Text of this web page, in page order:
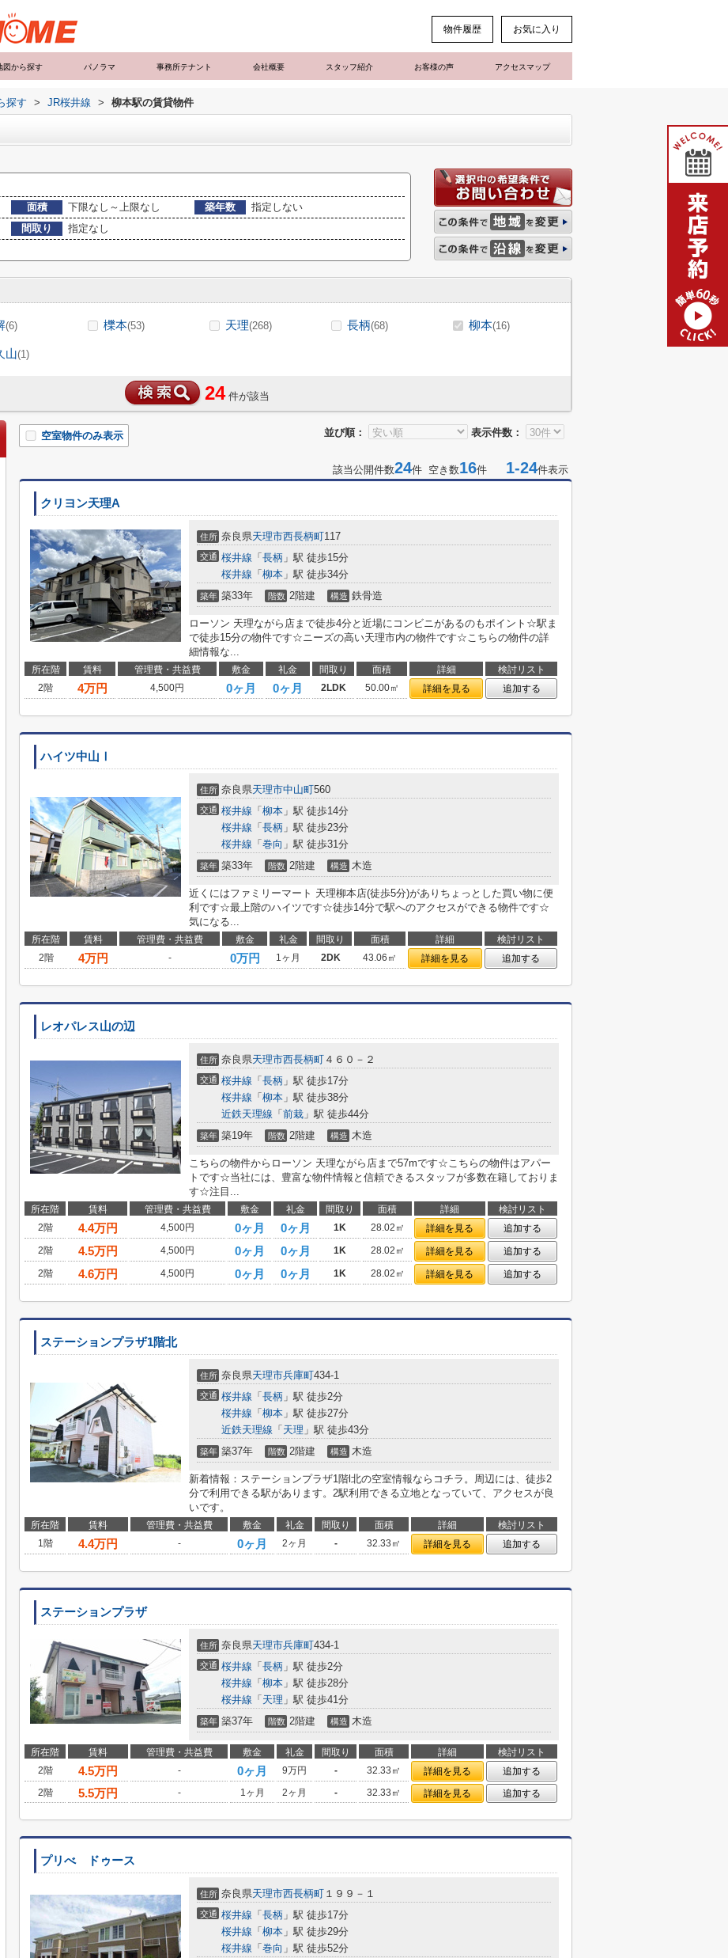
物件履歴 お気に入り
図から探す パノラマ 事務所テナント 会社概要 スタッフ紹介 お客様の声 アクセスマップ
探す > JR桜井線 > 柳本駅の賃貸物件
面積 下限なし～上限なし 築年数
指定しない
間取り
指定なし
(6) 櫟本(53) 天理(268) 長柄(68) 柳本(16)
山(1)
24 件が該当
並び順： 表示件数：
空室物件のみ表示
該当公開件数24件 空き数16件 1-24件表示
クリヨン天理A
住所 奈良県天理市西長柄町117
交通 桜井線 「 長柄 」駅 徒歩15分
桜井線 「 柳本 」駅 徒歩34分
築年 築33年 階数 2階建 構造 鉄骨造
ローソン 天理ながら店まで徒歩4分と近場にコンビニがあるのもポイント☆駅ま
で徒歩15分の物件です☆ニーズの高い天理市内の物件です☆こちらの物件の詳
細情報な...
所在階 賃料 管理費・共益費 敷金 礼金 間取り 面積 詳細
検討リスト
2階
4万円 4,500円 0ヶ月 0ヶ月 2LDK 50.00㎡ 詳細を見る 追加する
ハイツ中山Ⅰ
住所 奈良県天理市中山町560
交通 桜井線 「 柳本 」駅 徒歩14分
桜井線 「 長柄 」駅 徒歩23分
桜井線 「 巻向 」駅 徒歩31分
築年 築33年 階数 2階建 構造 木造
近くにはファミリーマート 天理柳本店(徒歩5分)がありちょっとした買い物に便
利です☆最上階のハイツです☆徒歩14分で駅へのアクセスができる物件です☆
気になる...
所在階 賃料 管理費・共益費 敷金 礼金 間取り 面積 詳細
検討リスト
2階
4万円 - 0万円 1ヶ月 2DK 43.06㎡ 詳細を見る 追加する
レオパレス山の辺
住所 奈良県天理市西長柄町 ４６０－２
交通 桜井線 「 長柄 」駅 徒歩17分
桜井線 「 柳本 」駅 徒歩38分
近鉄天理線 「 前栽 」駅 徒歩44分
築年 築19年 階数 2階建 構造 木造
こちらの物件からローソン 天理ながら店まで57mです☆こちらの物件はアパー
トです☆当社には、豊富な物件情報と信頼できるスタッフが多数在籍しておりま
す☆注目...
所在階 賃料 管理費・共益費 敷金 礼金 間取り 面積 詳細
検討リスト
2階
4.4万円 4,500円 0ヶ月 0ヶ月 1K 28.02㎡ 詳細を見る
追加する
2階
4.5万円 4,500円 0ヶ月 0ヶ月 1K 28.02㎡ 詳細を見る
追加する
2階
4.6万円 4,500円 0ヶ月 0ヶ月 1K 28.02㎡ 詳細を見る 追加する
ステーションプラザ1階北
住所 奈良県天理市兵庫町434-1
交通 桜井線 「 長柄 」駅 徒歩2分
桜井線 「 柳本 」駅 徒歩27分
近鉄天理線 「 天理 」駅 徒歩43分
築年 築37年 階数 2階建 構造 木造
新着情報：ステーションプラザ1階l北の空室情報ならコチラ。周辺には、徒歩2
分で利用できる駅があります。2駅利用できる立地となっていて、アクセスが良
いです。
所在階 賃料 管理費・共益費 敷金 礼金 間取り 面積 詳細
検討リスト
1階
4.4万円 - 0ヶ月 2ヶ月 - 32.33㎡ 詳細を見る 追加する
ステーションプラザ
住所 奈良県天理市兵庫町434-1
交通 桜井線 「 長柄 」駅 徒歩2分
桜井線 「 柳本 」駅 徒歩28分
桜井線 「 天理 」駅 徒歩41分
築年 築37年 階数 2階建 構造 木造
所在階 賃料 管理費・共益費 敷金 礼金 間取り 面積 詳細
検討リスト
2階
4.5万円 - 0ヶ月 9万円 - 32.33㎡ 詳細を見る
追加する
2階
5.5万円 - 1ヶ月 2ヶ月 - 32.33㎡ 詳細を見る 追加する
プリべ ドゥース
住所 奈良県天理市西長柄町 １９９－１
交通 桜井線 「 長柄 」駅 徒歩17分
桜井線 「 柳本 」駅 徒歩29分
桜井線 「 巻向 」駅 徒歩52分